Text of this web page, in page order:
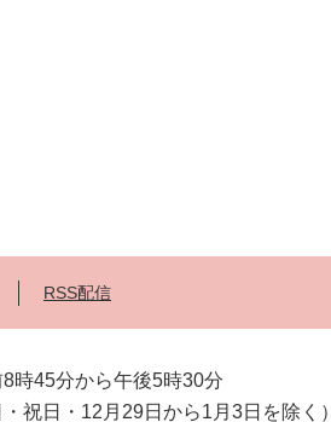
RSS配信
時45分から午後5時30分
・祝日・12月29日から1月3日を除く）